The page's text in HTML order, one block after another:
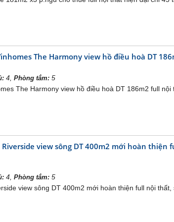
có tổng diện tích lên đến 3.400m
với 7
ngồi
The Harmony view hồ điều hoà DT
4, Phòng tắm:5
The Harmony view hồ điều hoà DT 186m2 full nội
view sông DT 400m2 mới hoàn thiện
4, Phòng tắm:5
view sông DT 400m2 mới hoàn thiện full nội